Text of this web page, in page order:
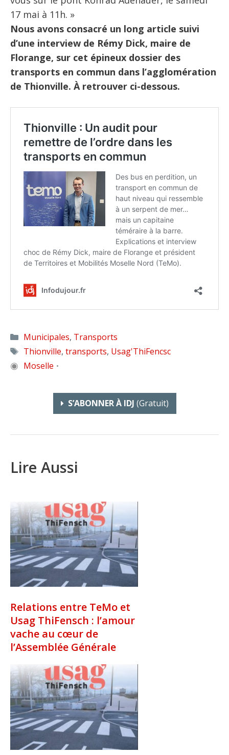
17 mai à 11h. »
Nous avons consacré un long article suivi
d’une interview de Rémy Dick, maire de
Florange, sur cet épineux dossier des
transports en commun dans l’agglomération
de Thionville. À retrouver ci-dessous.
Catégories
Municipales, Transports
Étiquettes
Thionville, transports, Usag'ThiFencsc
◉ Moselle •
S’ABONNER À IDJ (gratuit)
Lire Aussi
Relations entre TeMo et
Usag ThiFensch : l’amour
vache au cœur de
l’Assemblée Générale